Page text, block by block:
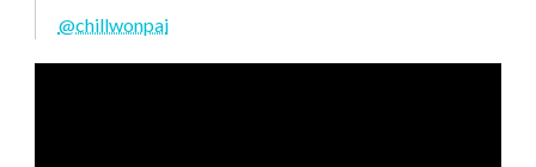
@chillwonpai